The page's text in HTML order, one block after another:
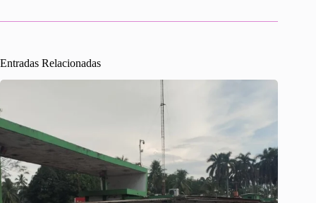
Entradas Relacionadas